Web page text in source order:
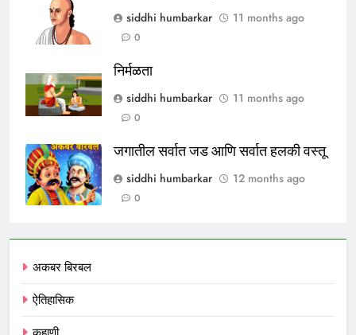
siddhi humbarkar
11 months ago
0
निर्मळता
siddhi humbarkar
11 months ago
0
जगातील सर्वात जड आणि सर्वात हलकी वस्तू
siddhi humbarkar
12 months ago
0
अकबर बिरबल
ऐतिहासिक